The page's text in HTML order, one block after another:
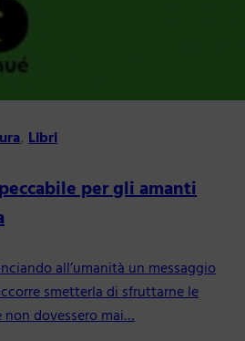
,Libri
per gli amanti
all’umanità un messaggio
smetterla di sfruttarne le
non dovessero mai…